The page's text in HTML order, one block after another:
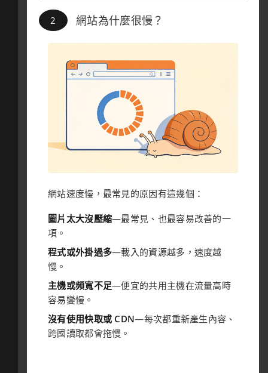
網站為什麼很慢？
網站速度慢，最常見的原因有這幾個：
圖片太大沒壓縮—最常見、也最容易改善的一
項。
程式或外掛過多—載入的資源越多，速度越
慢。
主機或頻寬不足—便宜的共用主機在流量高時
容易變慢。
沒有使用快取或 CDN—每次都重新產生內容、
跨國讀取都會拖慢。